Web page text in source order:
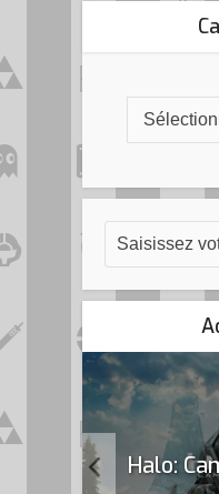
Halo: